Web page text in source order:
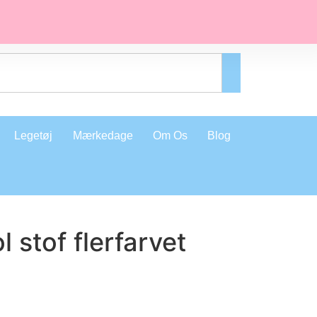
Legetøj Mærkedage Om Os Blog
stof flerfarvet